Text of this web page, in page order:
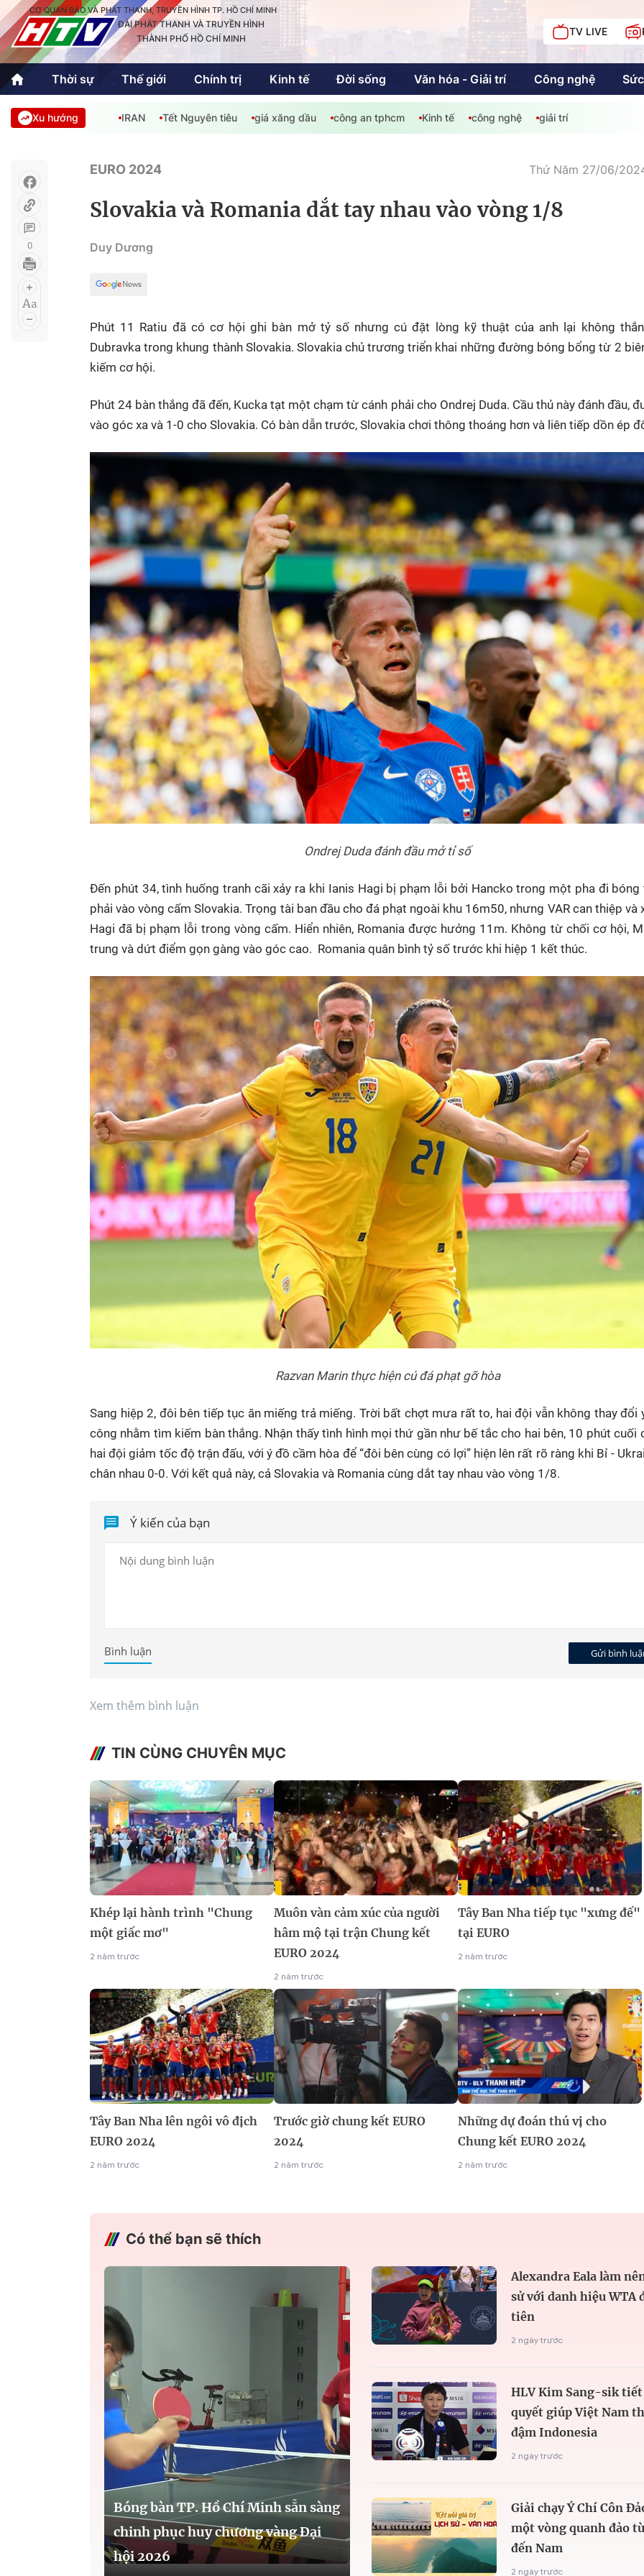
CƠ QUAN BÁO VÀ PHÁT THANH, TRUYỀN HÌNH TP. HỒ CHÍ MINH
ĐÀI PHÁT THANH VÀ TRUYỀN HÌNH
THÀNH PHỐ HỒ CHÍ MINH
TV LIVE
Thời sự Thế giới Chính trị Kinh tế Đời sống Văn hóa - Giải trí Công nghệ
Thời sự
Thể thao
Quốc tế
Văn hóa - Giải trí
Giáo dục Kinh tế
An Sinh
Công nghệ
Sự kiện quan tâm
Chuyên đề
Không gian văn hóa
Hồ Chí Minh
Chuyển đổi số
HTV Show
Chậm
Bé xem gì
Mái ấm gia đình
Các show khác
Các chương trình
khác
HTV Phim
HTV Sự kiện
Innovation Fest
lòng
Xu hướng IRAN Tết Nguyên tiêu giá xăng dầu công an tphcm Kinh tế công nghệ giải trí
0
EURO 2024 Thứ Năm 27/06/
Slovakia và Romania dắt tay nhau vào vòng 1/8
Duy Dương
Phút 11 Ratiu đã có cơ hội ghi bàn mở tỷ số nhưng cú đặt lòng kỹ thuật của anh lại không
Dubravka trong khung thành Slovakia. Slovakia chủ trương triển khai những đường bóng bổng từ 2
kiếm cơ hội.
Phút 24 bàn thắng đã đến, Kucka tạt một chạm từ cánh phải cho Ondrej Duda. Cầu thủ này đánh đầu,
vào góc xa và 1-0 cho Slovakia. Có bàn dẫn trước, Slovakia chơi thông thoáng hơn và liên tiếp dồn ép
Ondrej Duda đánh đầu mở tỉ số
Đến phút 34, tình huống tranh cãi xảy ra khi Ianis Hagi bị phạm lỗi bởi Hancko trong một pha đi bóng
phải vào vòng cấm Slovakia. Trọng tài ban đầu cho đá phạt ngoài khu 16m50, nhưng VAR can thiệp và
Hagi đã bị phạm lỗi trong vòng cấm. Hiển nhiên, Romania được hưởng 11m. Không từ chối cơ hội,
trung và dứt điểm gọn gàng vào góc cao. Romania quân bình tỷ số trước khi hiệp 1 kết thúc.
Razvan Marin thực hiện cú đá phạt gỡ hòa
Sang hiệp 2, đôi bên tiếp tục ăn miếng trả miếng. Trời bất chợt mưa rất to, hai đội vẫn không thay đổi
công nhằm tìm kiếm bàn thắng. Nhận thấy tình hình mọi thứ gần như bế tắc cho hai bên, 10 phút cuối
hai đội giảm tốc độ trận đấu, với ý đồ cầm hòa để “đôi bên cùng có lợi” hiện lên rất rõ ràng khi Bỉ -
chân nhau 0-0. Với kết quả này, cả Slovakia và Romania cùng dắt tay nhau vào vòng 1/8.
Ý kiến của bạn
Gửi bình
Bình luận
Xem thêm bình luận
TIN CÙNG CHUYÊN MỤC
Khép lại hành trình "Chung
một giấc mơ"
2 năm trước
Muôn vàn cảm xúc của người
hâm mộ tại trận Chung kết
EURO 2024
2 năm trước
Tây Ban Nha tiếp tục "xưng đế"
tại EURO
2 năm trước
Tây Ban Nha lên ngôi vô địch
EURO 2024
2 năm trước
Trước giờ chung kết EURO
2024
2 năm trước
Những dự đoán thú vị cho
Chung kết EURO 2024
2 năm trước
Có thể bạn sẽ thích
Bóng bàn TP. Hồ Chí Minh sẵn sàng
chinh phục huy chương vàng Đại
hội 2026
Alexandra Eala làm
sử với danh hiệu WTA
tiên
2 ngày trước
HLV Kim Sang-sik
quyết giúp Việt Nam
đậm Indonesia
2 ngày trước
Giải chạy Ý Chí Côn
một vòng quanh đảo
đến Nam
2 ngày trước